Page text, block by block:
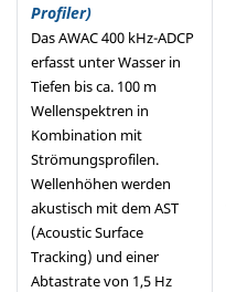
Profiler)
Das AWAC 400 kHz-ADCP
erfasst unter Wasser in
Tiefen bis ca. 100 m
Wellenspektren in
Kombination mit
Strömungsprofilen.
Wellenhöhen werden
akustisch mit dem AST
(Acoustic Surface
Tracking) und einer
Abtastrate von 1,5 Hz